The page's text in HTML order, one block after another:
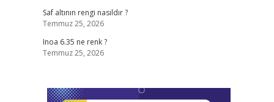
Saf altının rengi nasıldır ?
Temmuz 25, 2026
Inoa 6.35 ne renk ?
Temmuz 25, 2026